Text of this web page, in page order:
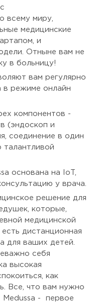
всему миру,
медицинские
и
Отныне вам не
в больницу!
вам регулярно
в режиме онлайн
компонентов -
(эндоскоп и
соединение в один
талантливой
основана на IoT,
у врача.
решение для
которые,
медицинской
дистанционная
для ваших детей.
себя
высокая
как
Все, что вам нужно
Medussa - первое